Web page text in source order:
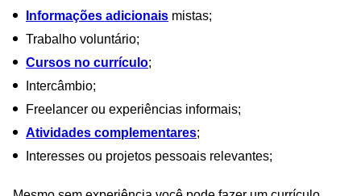
Informações adicionais mistas;
Trabalho voluntário;
Cursos no currículo;
Intercâmbio;
Freelancer ou experiências informais;
Atividades complementares;
Interesses ou projetos pessoais relevantes;